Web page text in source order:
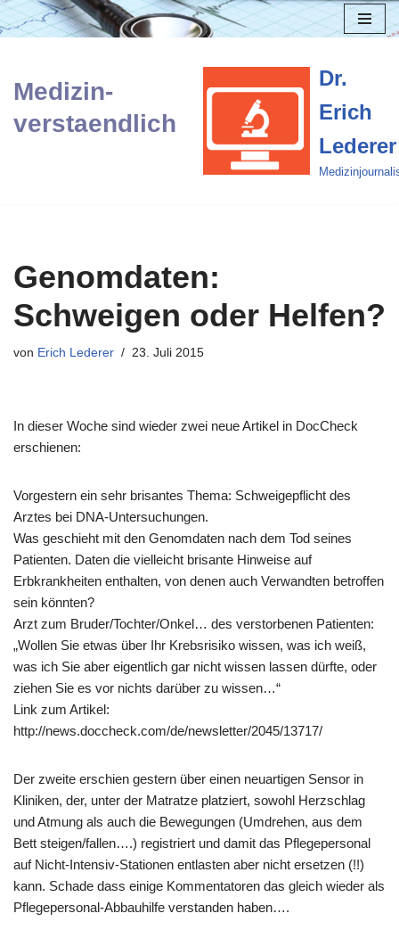
springen
Medizin-
verstaendlich
Dr.
Erich
Lederer
Genomdaten:
Schweigen oder Helfen?
von Erich Lederer 23. Juli 2015
In dieser Woche sind wieder zwei neue Artikel in DocCheck
erschienen:
Vorgestern ein sehr brisantes Thema: Schweigepflicht des
Arztes bei DNA-Untersuchungen.
Was geschieht mit den Genomdaten nach dem Tod seines
Patienten. Daten die vielleicht brisante Hinweise auf
Erbkrankheiten enthalten, von denen auch Verwandten betroffen
sein könnten?
Arzt zum Bruder/Tochter/Onkel… des verstorbenen Patienten:
„Wollen Sie etwas über Ihr Krebsrisiko wissen, was ich weiß,
was ich Sie aber eigentlich gar nicht wissen lassen dürfte, oder
ziehen Sie es vor nichts darüber zu wissen…“
Link zum Artikel:
http://news.doccheck.com/de/newsletter/2045/13717/
Der zweite erschien gestern über einen neuartigen Sensor in
Kliniken, der, unter der Matratze platziert, sowohl Herzschlag
und Atmung als auch die Bewegungen (Umdrehen, aus dem
Bett steigen/fallen….) registriert und damit das Pflegepersonal
auf Nicht-Intensiv-Stationen entlasten aber nicht ersetzen (!!)
kann. Schade dass einige Kommentatoren das gleich wieder als
Pflegepersonal-Abbauhilfe verstanden haben….